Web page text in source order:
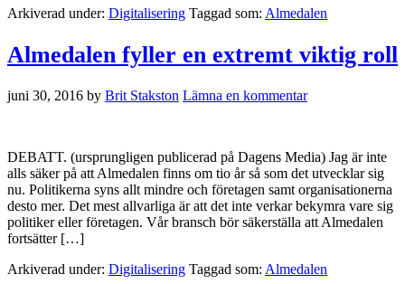
Arkiverad under: Digitalisering Taggad som: Almedalen
Almedalen fyller en extremt viktig roll
juni 30, 2016 by Brit Stakston Lämna en kommentar
DEBATT. (ursprungligen publicerad på Dagens Media) Jag är inte
alls säker på att Almedalen finns om tio år så som det utvecklar sig
nu. Politikerna syns allt mindre och företagen samt organisationerna
desto mer. Det mest ­allvarliga är att det inte verkar bekymra vare sig
politiker eller företagen. Vår bransch bör säkerställa att Almedalen
fortsätter […]
Arkiverad under: Digitalisering Taggad som: Almedalen